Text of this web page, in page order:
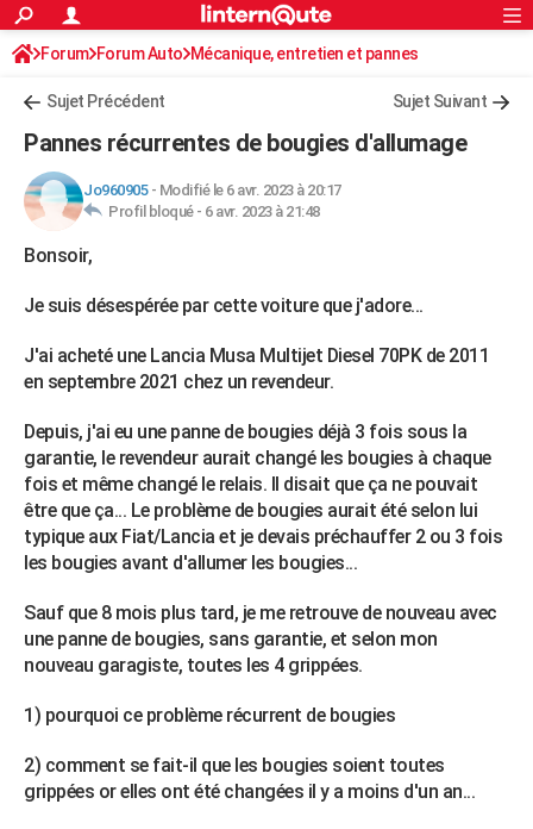
ACTUALITÉS
Politique
Société
Faits Divers
Education
Monde
Villes
+
FINANCE
Retraite
Impôts
Epargne
Immobilier
Risques naturels par ville
Banque
Assurance
Crédit
AUTO
Essais
Réserver un essai
Citadines
Berlines
SUV
Forum auto
+HIGH-TECH
Mobiles
Meilleur smartphone
Internet
Ordinateurs
Jeux vidéo
Guide high-tech
+
Forum
Aménagement intérieur
Extérieur
Cuisine
Salle de bains
Jardinage
Rangement
WEEK-END
Art de vivre
Bien-être
Loisirs
Mode
Modes de vie
SANTE
Alimentation
Guide de la santé
Maladies
Médicaments
Sommeil
VOYAGE
Destinations
City break
Voyage nature
Voyage de noces
Forum
Climat
+PHOTO
GUIDES D'ACHAT
BONS PLANS
CARTE DE VOEUX
DICTIONNAIRE
Dictionnaire
Biographies
Citations
Expressions
Proverbes
PROGRAMME TV
Rechercher
S'inscrire
Connexion
Forum Forum Auto Mécanique, entretien et pannes
Sujet Précédent Sujet Suivant
Pannes récurrentes de bougies d'allumage
Jo960905- Modifié le 6 avr. 2023 à 20:17
Profil bloqué - 6 avr. 2023 à 21:48
Bonsoir,
Je suis désespérée par cette voiture que j'adore...
J'ai acheté une Lancia Musa Multijet Diesel 70PK de 2011
en septembre 2021 chez un revendeur.
Depuis, j'ai eu une panne de bougies déjà 3 fois sous la
garantie, le revendeur aurait changé les bougies à chaque
fois et même changé le relais. Il disait que ça ne pouvait
être que ça... Le problème de bougies aurait été selon lui
typique aux Fiat/Lancia et je devais préchauffer 2 ou 3 fois
les bougies avant d'allumer les bougies...
Sauf que 8 mois plus tard, je me retrouve de nouveau avec
une panne de bougies, sans garantie, et selon mon
nouveau garagiste, toutes les 4 grippées.
1) pourquoi ce problème récurrent de bougies
2) comment se fait-il que les bougies soient toutes
grippées or elles ont été changées il y a moins d'un an...